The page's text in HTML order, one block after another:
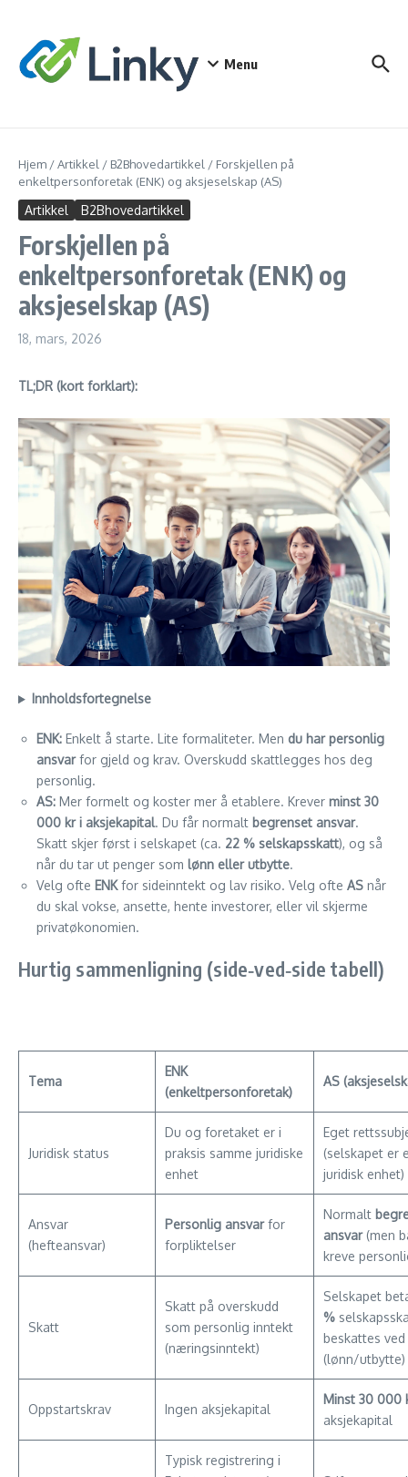
Menu
Hjem /Artikkel / B2Bhovedartikkel / Forskjellen på
enkeltpersonforetak (ENK) og aksjeselskap (AS)
Artikkel B2Bhovedartikkel
Forskjellen på
enkeltpersonforetak (ENK) og
aksjeselskap (AS)
18, mars, 2026
TL;DR (kort forklart):
Innholdsfortegnelse
ENK: Enkelt å starte. Lite formaliteter. Men du har personlig
ansvarfor gjeld og krav. Overskudd skattlegges hos deg
personlig.
AS: Mer formelt og koster mer å etablere. Krever minst 30
000 kr i aksjekapital. Du får normalt begrenset ansvar.
Skatt skjer først i selskapet (ca. 22 % selskapsskatt), og så
når du tar ut penger som lønn eller utbytte.
Velg ofte ENKfor sideinntekt og lav risiko. Velg ofte AS når
du skal vokse, ansette, hente investorer, eller vil skjerme
privatøkonomien.
Hurtig sammenligning (side‑ved‑side tabell)
Tema
ENK
(enkeltpersonforetak)
AS
Juridisk status
Du og foretaket er i
praksis samme juridiske
enhet
Eget
(selskapet er
juridisk enhet)
Ansvar
(hefteansvar)
Personlig ansvarfor
forpliktelser
Normalt
ansvar(men
kreve
Skatt
Skatt på overskudd
som personlig inntekt
(næringsinntekt)
Selskapet
%
beskattes
(lønn/utbytte)
Oppstartskrav Ingen aksjekapital
Minst 30 000
aksjekapital
Typisk registrering i